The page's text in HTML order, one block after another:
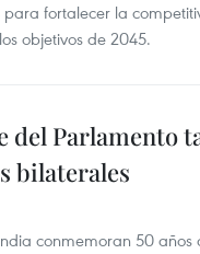
para fortalecer la
objetivos de 2045.
del Parlamento
bilaterales
conmemoran 50